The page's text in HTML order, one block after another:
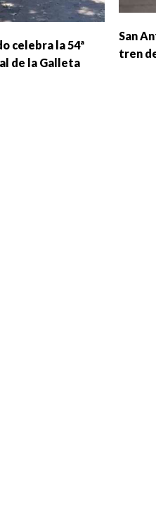
celebra la 54ª
de la Galleta
San
tren